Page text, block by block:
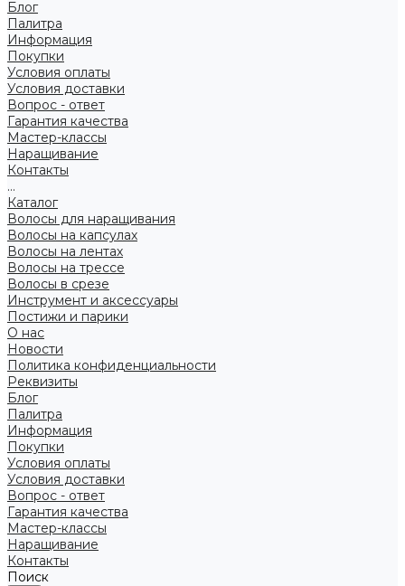
Блог
Палитра
Информация
Покупки
Условия оплаты
Условия доставки
Вопрос - ответ
Гарантия качества
Мастер-классы
Наращивание
Контакты
...
Каталог
Волосы для наращивания
Волосы на капсулах
Волосы на лентах
Волосы на трессе
Волосы в срезе
Инструмент и аксессуары
Постижи и парики
О нас
Новости
Политика конфиденциальности
Реквизиты
Блог
Палитра
Информация
Покупки
Условия оплаты
Условия доставки
Вопрос - ответ
Гарантия качества
Мастер-классы
Наращивание
Контакты
Поиск